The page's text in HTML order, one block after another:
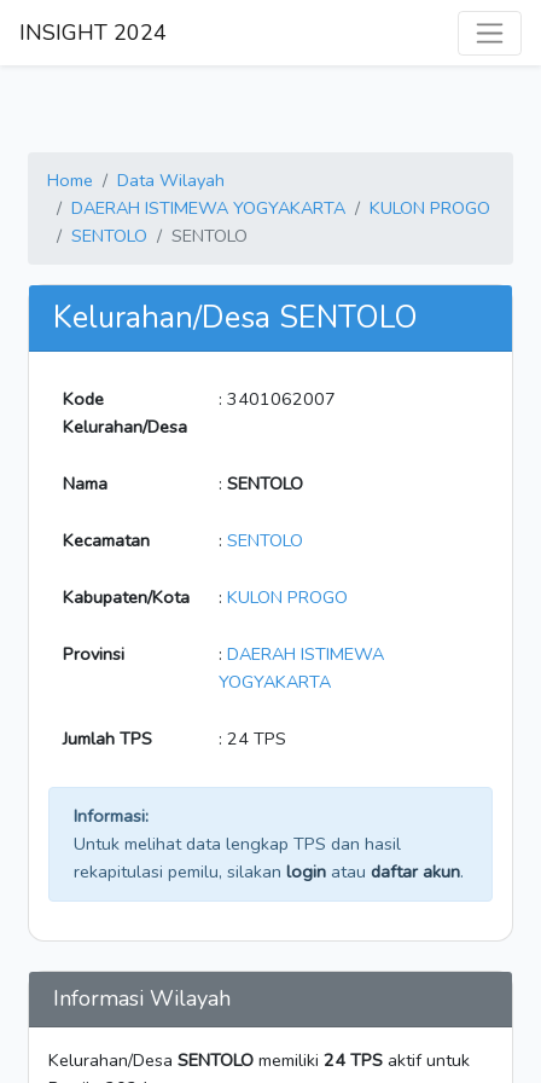
INSIGHT 2024
Home
Data Wilayah
DAERAH ISTIMEWA YOGYAKARTA
KULON PROGO
SENTOLO
SENTOLO
Kelurahan/Desa SENTOLO
Kode
Kelurahan/Desa
: 3401062007
Nama : SENTOLO
Kecamatan : SENTOLO
Kabupaten/Kota : KULON PROGO
Provinsi : DAERAH ISTIMEWA
YOGYAKARTA
Jumlah TPS : 24 TPS
Informasi:
Untuk melihat data lengkap TPS dan hasil
rekapitulasi pemilu, silakan login atau daftar akun.
Informasi Wilayah
Kelurahan/Desa SENTOLO memiliki 24 TPS aktif untuk